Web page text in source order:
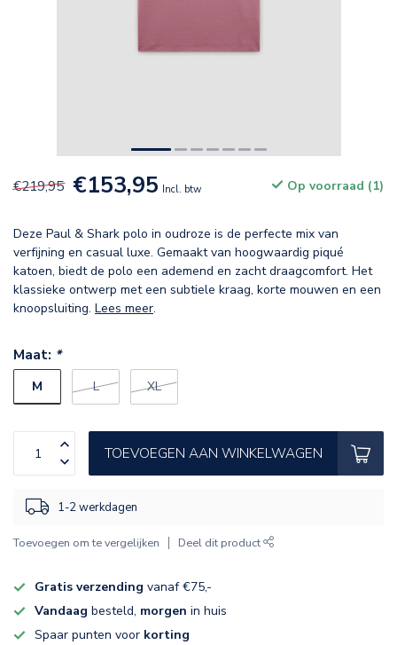
€219,95 €153,95 Incl. btw Op voorraad (1)
Deze Paul & Shark polo in oudroze is de perfecte mix van
verfijning en casual luxe. Gemaakt van hoogwaardig piqué
katoen, biedt de polo een ademend en zacht draagcomfort. Het
klassieke ontwerp met een subtiele kraag, korte mouwen en een
knoopsluiting. Lees meer.
Maat: *
M L XL
TOEVOEGEN AAN WINKELWAGEN
1-2 werkdagen
Toevoegen om te vergelijken Deel dit product
Gratis verzending vanaf €75,-
Vandaag besteld, morgen in huis
Spaar punten voor korting